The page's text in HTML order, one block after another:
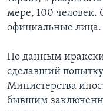
ДЕТАЛИ
НЬЮ-ЙОРК NEW
АМЕРИКА.
АМЕРИКАНСКИЕ
ТЕСТЫ
УЧИМ АНГЛИЙСКИЙ
ВИДЕО
ПОДПИСКА НА
Learning English
мере, 100 человек.
официальные лица.
По данным
сделавший
Министерства
бывшим